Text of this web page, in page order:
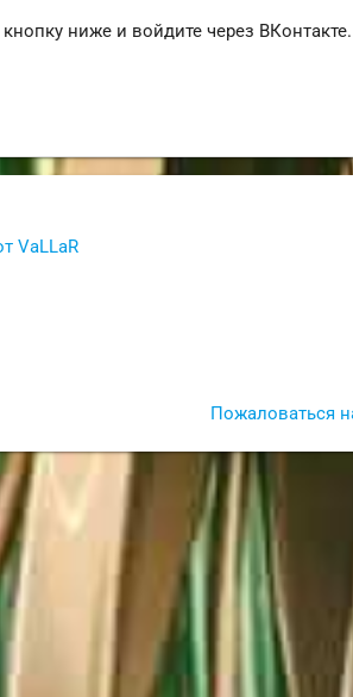
ниже и войдите через ВКонтакте.
VaLLaR
Пожаловаться